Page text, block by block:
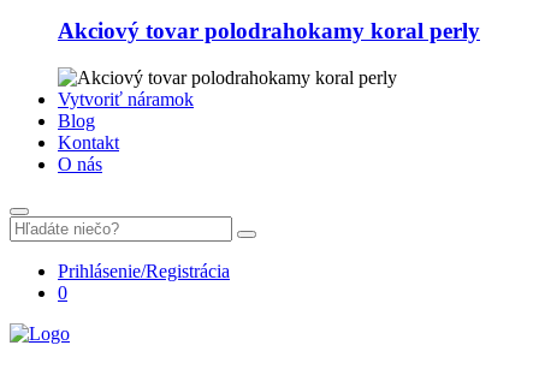
Akciový tovar polodrahokamy koral perly
Vytvoriť náramok
Blog
Kontakt
O nás
Prihlásenie/Registrácia
0